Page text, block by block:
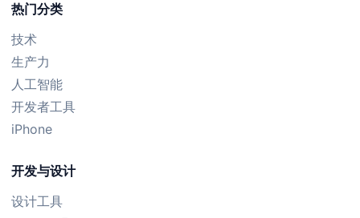
热门分类
技术
生产力
人工智能
开发者工具
iPhone
开发与设计
设计工具